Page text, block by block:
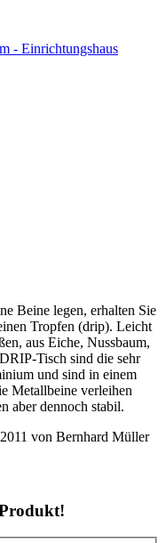
Beine legen, erhalten Sie
Tropfen (drip). Leicht
aus Eiche, Nussbaum,
Tisch sind die sehr
und sind in einem
Metallbeine verleihen
aber dennoch stabil.
von Bernhard Müller